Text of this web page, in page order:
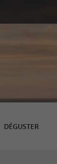
DÉGUSTER